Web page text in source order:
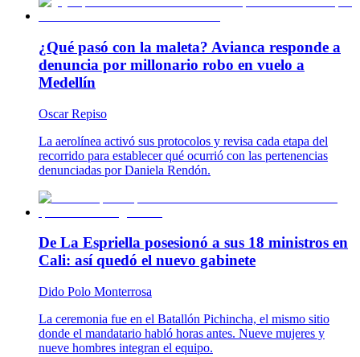
¿Qué pasó con la maleta? Avianca responde a
denuncia por millonario robo en vuelo a
Medellín
Oscar Repiso
La aerolínea activó sus protocolos y revisa cada etapa del
recorrido para establecer qué ocurrió con las pertenencias
denunciadas por Daniela Rendón.
De La Espriella posesionó a sus 18 ministros en
Cali: así quedó el nuevo gabinete
Dido Polo Monterrosa
La ceremonia fue en el Batallón Pichincha, el mismo sitio
donde el mandatario habló horas antes. Nueve mujeres y
nueve hombres integran el equipo.